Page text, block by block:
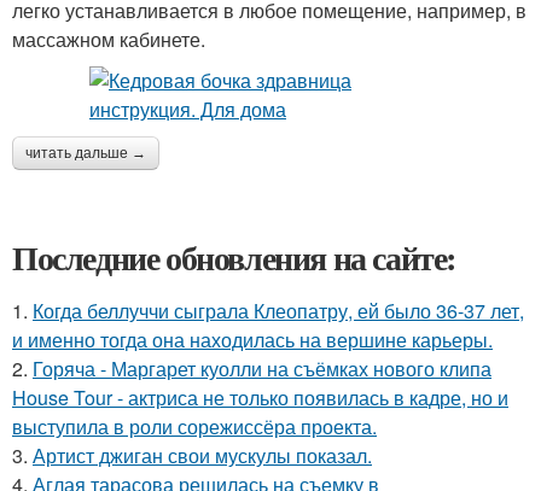
легко устанавливается в любое помещение, например, в
массажном кабинете.
читать дальше →
Последние обновления на сайте:
1. Когда беллуччи сыграла Клеопатру, ей было 36-37 лет,
и именно тогда она находилась на вершине карьеры.
2. Горяча - Маргарет куолли на съёмках нового клипа
House Tour - актриса не только появилась в кадре, но и
выступила в роли сорежиссёра проекта.
3. Артист джиган свои мускулы показал.
4. Аглая тарасова решилась на съемку в